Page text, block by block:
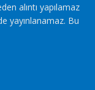
alıntı yapılamaz
yayınlanamaz. Bu